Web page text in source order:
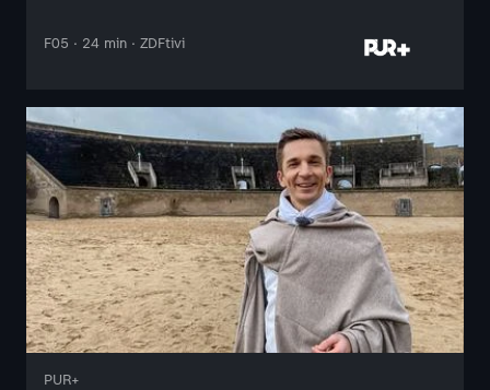
F05 · 24 min · ZDFtivi
PUR+